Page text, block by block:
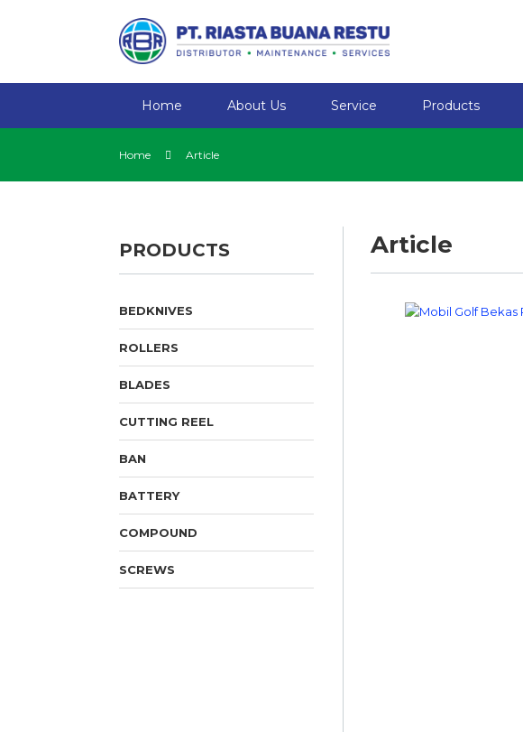
Home About Us Service Products
Home Article
PRODUCTS
BEDKNIVES
ROLLERS
BLADES
CUTTING REEL
BAN
BATTERY
COMPOUND
SCREWS
Article